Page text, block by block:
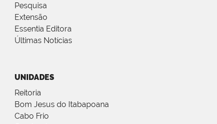
Pesquisa
Extensão
Essentia Editora
Últimas Notícias
UNIDADES
Reitoria
Bom Jesus do Itabapoana
Cabo Frio